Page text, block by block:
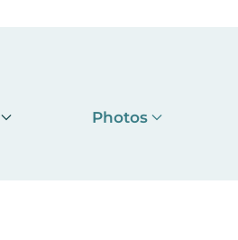
Photos